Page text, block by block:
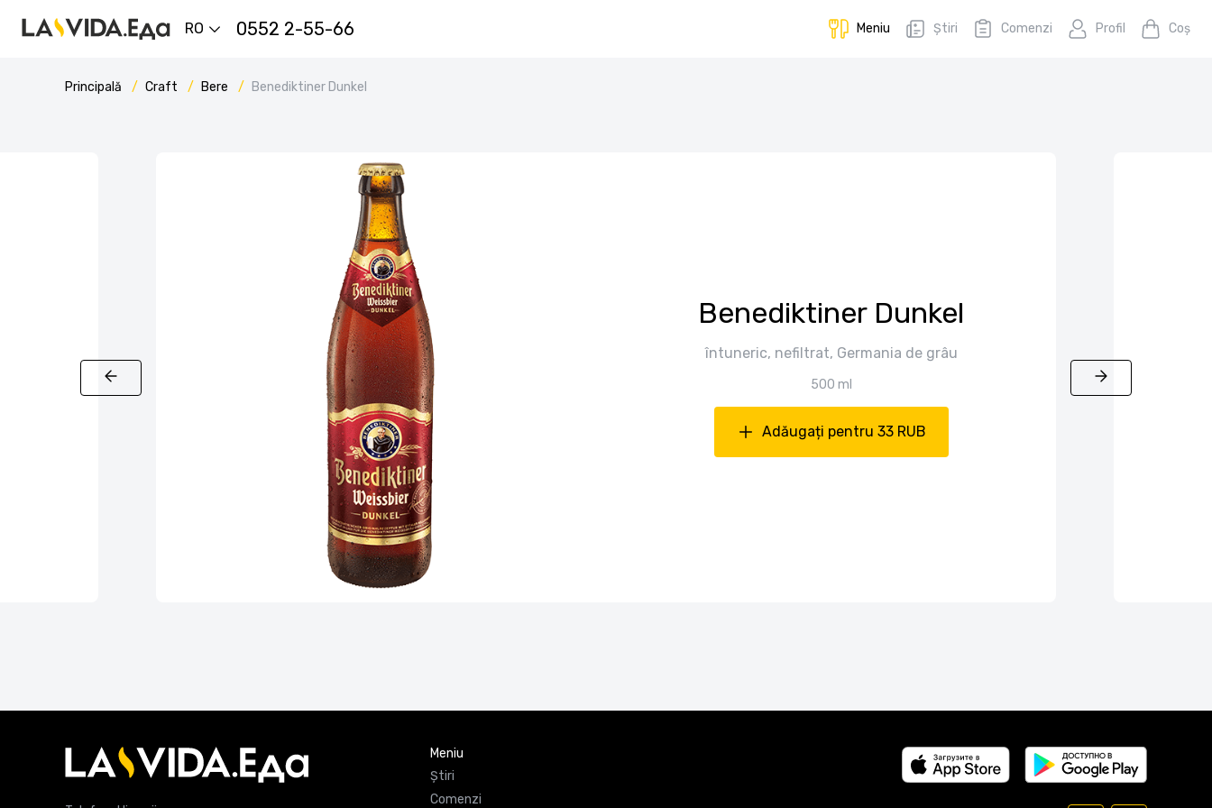
RO 0552 2-55-66 Meniu Știri Comenzi Profil Coş
Principală Craft Bere Benediktiner Dunkel
Benediktiner Dunkel
întuneric, nefiltrat, Germania de grâu
500 ml
Adăugați pentru 33 RUB
Meniu
Știri
Comenzi